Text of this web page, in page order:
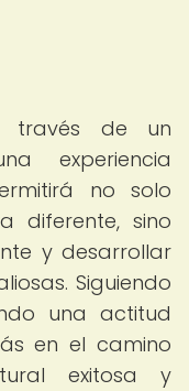
través de un
experiencia
no solo
diferente, sino
y desarrollar
Siguiendo
una actitud
en el camino
exitosa y